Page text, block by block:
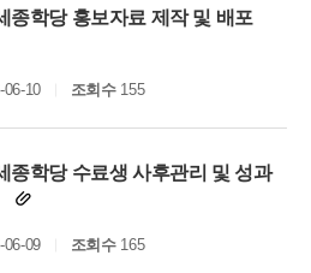
종학당 홍보자료 제작 및 배포
06-10 조회수155
종학당 수료생 사후관리 및 성과
06-09 조회수165